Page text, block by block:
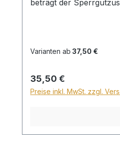
beträgt der
Varianten ab 37,50 €
Regulärer Preis:
35,50 €
Preise inkl. MwSt. zzgl.